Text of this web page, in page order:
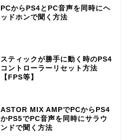
PCからPS4とPC音声を同時にヘ
ッドホンで聞く方法
スティックが勝手に動く時のPS4
コントローラーリセット方法
【FPS等】
ASTOR MIX AMPでPCからPS4
かPS5でPC音声を同時にサラウ
ンドで聞く方法